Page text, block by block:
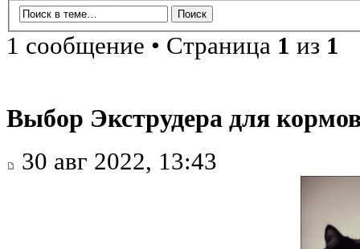
1 сообщение • Страница 1 из 1
Выбор Экструдера для
30 авг 2022, 13:43